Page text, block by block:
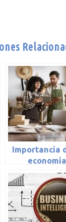
Importancia
economía
colaborativa
pyme